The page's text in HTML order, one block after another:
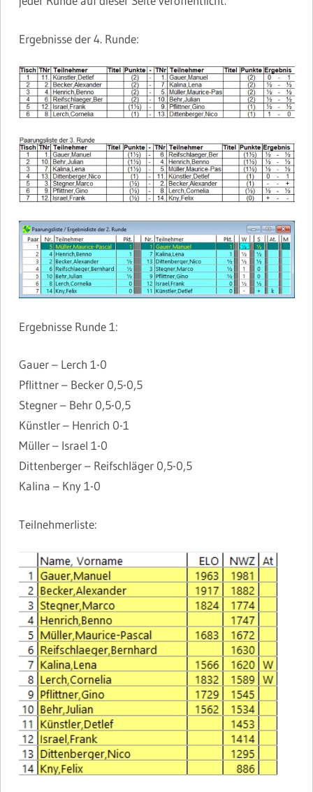
Ergebnisse der 4. Runde:
Ergebnisse Runde 1:
Gauer – Lerch 1-0
Pflittner – Becker 0,5-0,5
Stegner – Behr 0,5-0,5
Künstler – Henrich 0-1
Müller – Israel 1-0
Dittenberger – Reifschläger 0,5-0,5
Kalina – Kny 1-0
Teilnehmerliste: